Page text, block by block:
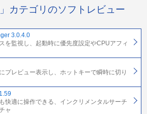
カテゴリのソフトレビュー
3.0.4.0
を監視し、起動時に優先度設定やCPUアフィ
プレビュー表示し、ホットキーで瞬時に切り
快適に操作できる、インクリメンタルサーチ
ャ